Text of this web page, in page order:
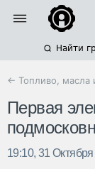
Найти
← Топливо, масла
Первая
19:10, 31